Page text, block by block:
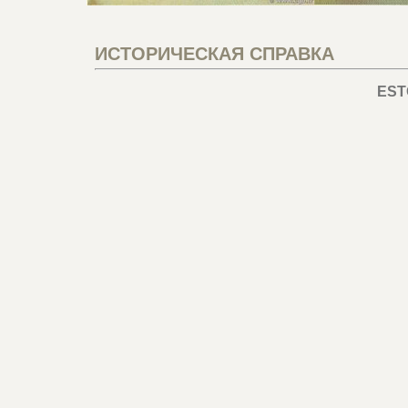
ИСТОРИЧЕСКАЯ СПРАВКА